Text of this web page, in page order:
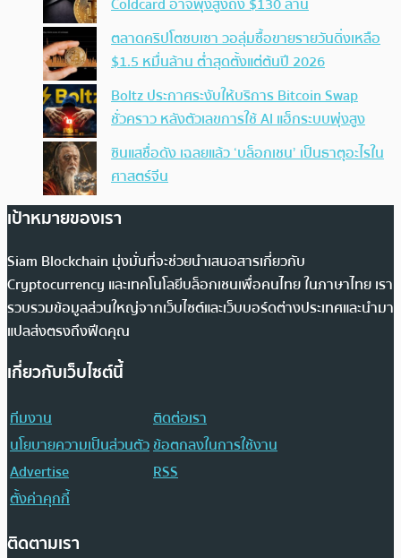
ตลาดคริปโตซบเซา วอลุ่มซื้อขายรายวันดิ่งเหลือ
$1.5 หมื่นล้าน ต่ำสุดตั้งแต่ต้นปี 2026
Boltz ประกาศระงับให้บริการ Bitcoin Swap
ชั่วคราว หลังตัวเลขการใช้ AI แฮ็กระบบพุ่งสูง
ซินแสชื่อดัง เฉลยแล้ว ‘บล็อกเชน’ เป็นธาตุอะไรใน
ศาสตร์จีน
เป้าหมายของเรา
Siam Blockchain มุ่งมั่นที่จะช่วยนำเสนอสารเกี่ยวกับ
Cryptocurrency และเทคโนโลยีบล็อกเชนเพื่อคนไทย ในภาษาไทย เรา
รวบรวมข้อมูลส่วนใหญ่จากเว็บไซต์และเว็บบอร์ดต่างประเทศและนำมา
แปลส่งตรงถึงฟีดคุณ
เกี่ยวกับเว็บไซต์นี้
ทีมงาน
ติดต่อเรา
นโยบายความเป็นส่วนตัวข้อตกลงในการใช้งาน
Advertise
RSS
ตั้งค่าคุกกี้
ติดตามเรา